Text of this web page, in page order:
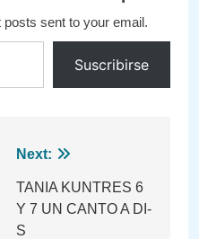
sent to your email.
Suscribirse
Next:
TANIA KUNTRES 6
Y 7 UN CANTO A DI-
S